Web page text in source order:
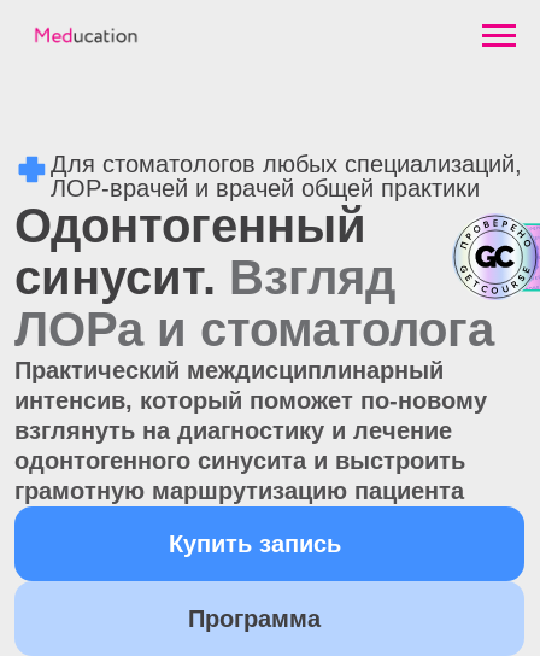
ЛОР-врачей и врачей общей практики
Одонтогенный
синусит.Взгляд
ЛОРа и стоматолога
Практический междисциплинарный
интенсив, который поможет по-новому
взглянуть на диагностику и лечение
одонтогенного синусита и выстроить
грамотную маршрутизацию пациента
Купить запись
Программа